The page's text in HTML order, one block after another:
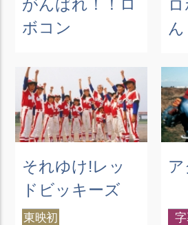
がんばれ！！ロ
ボコン
ん
それゆけ!レッ
ドビッキーズ
東映初